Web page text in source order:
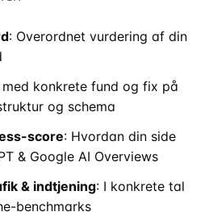
: Overordnet vurdering af din
med konkrete fund og fix på
og schema
score: Hvordan din side
& Google AI Overviews
& indtjening: I konkrete tal
benchmarks